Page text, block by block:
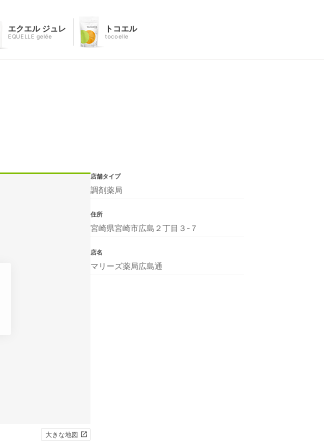
エクエル ジュレ
EQUELLE gelée
トコエル
tocoelle
大きな地図
店舗タイプ
調剤薬局
住所
宮崎県宮崎市広島２丁目３-７
店名
マリーズ薬局広島通